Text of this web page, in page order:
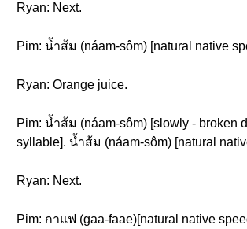
Ryan: Next.
Pim: น้ำส้ม (náam-sôm) [natural native
Ryan: Orange juice.
Pim: น้ำส้ม (náam-sôm) [slowly - broken
syllable]. น้ำส้ม (náam-sôm) [natural
Ryan: Next.
Pim: กาแฟ (gaa-faae)[natural native